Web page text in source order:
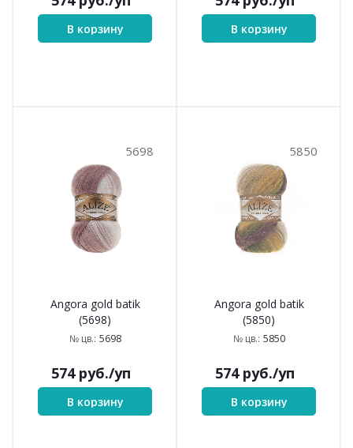
В корзину В корзину
5698
Angora gold batik
(5698)
№ цв.: 5698
574руб./уп
В корзину
5850
Angora gold batik
(5850)
№ цв.: 5850
574руб./уп
В корзину